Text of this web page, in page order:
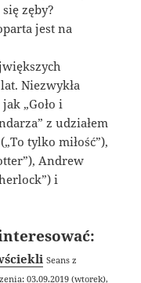
zęby?
jest na
Niezwykła
„Goło i
z udziałem
tylko miłość”),
Andrew
i
Seans z
03.09.2019 (wtorek),